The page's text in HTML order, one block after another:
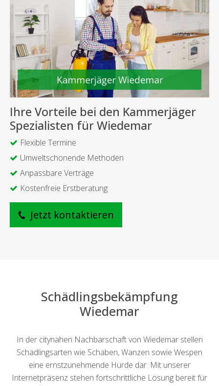
Ihre Vorteile bei den Kammerjäger
Spezialisten für Wiedemar
Flexible Termine
Umweltschonende Methoden
Anpassbare Verträge
Kostenfreie Erstberatung
Jetzt kontaktieren
Schädlingsbekämpfung
Wiedemar
In der citynahen Nachbarschaft von Wiedemar stellen
Schädlingsarten wie Schaben, Wanzen sowie Wespen
eine ernstzunehmende Hürde dar. Mit unserer
Internetpräsenz stehen fortschrittliche Lösung bereit für